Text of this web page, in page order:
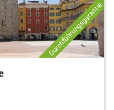
Durchführungsgarantie